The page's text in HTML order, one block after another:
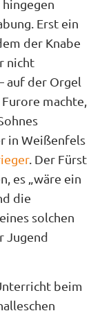
Erst ein
der Knabe
nicht
auf der Orgel
machte,
in Weißenfels
. Der Fürst
es „wäre ein
die
solchen
Jugend
beim